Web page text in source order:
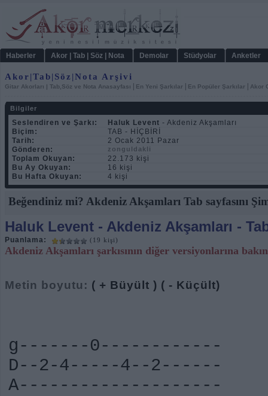
Haberler Akor | Tab | Söz | Nota Demolar Stüdyolar Anketler
Akor|Tab|Söz|Nota Arşivi
Gitar Akorları | Tab,Söz ve Nota Anasayfası En Yeni Şarkılar En Popüler Şarkılar Akor
Bilgiler
Seslendiren ve Şarkı: Haluk Levent - Akdeniz Akşamları
Biçim:
TAB - HİÇBİRİ
Tarih:
2 Ocak 2011 Pazar
Gönderen:
zonguldakli
Toplam Okuyan:
22.173 kişi
Bu Ay Okuyan:
16 kişi
Bu Hafta Okuyan:
4 kişi
Beğendiniz mi? Akdeniz Akşamları Tab sayfasını
Haluk Levent - Akdeniz Akşamları -
Puanlama: (19 kişi)
Akdeniz Akşamları şarkısının diğer versiyonlarına
Metin boyutu: ( + Büyült ) ( - Küçült)
g-------0------------
D--2-4-----4--2------
A--------------------